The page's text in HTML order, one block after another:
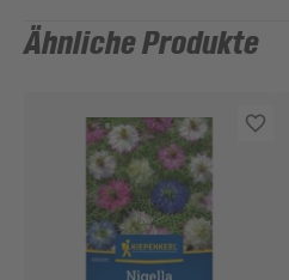
Ähnliche Produkte